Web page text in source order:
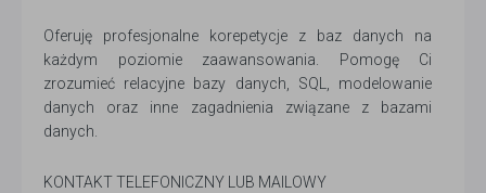
Oferuję profesjonalne korepetycje z baz danych na
każdym poziomie zaawansowania. Pomogę Ci
zrozumieć relacyjne bazy danych, SQL, modelowanie
danych oraz inne zagadnienia związane z bazami
danych.
KONTAKT TELEFONICZNY LUB MAILOWY